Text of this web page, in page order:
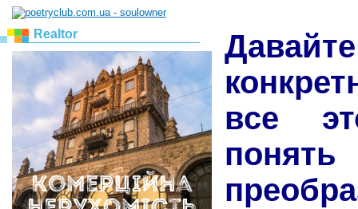
Realtor
все